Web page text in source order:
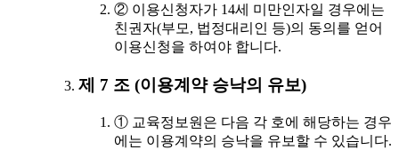
② 이용신청자가 14세 미만인자일 경우에는
친권자(부모, 법정대리인 등)의 동의를 얻어
이용신청을 하여야 합니다.
제 7 조 (이용계약 승낙의 유보)
① 교육정보원은 다음 각 호에 해당하는 경우
에는 이용계약의 승낙을 유보할 수 있습니다.